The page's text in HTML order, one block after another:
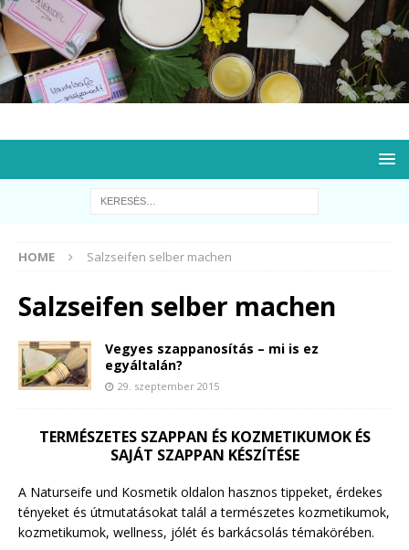
HOME Salzseifen selber machen
Salzseifen selber machen
Vegyes szappanosítás – mi is ez
egyáltalán?
29. szeptember 2015
TERMÉSZETES SZAPPAN ÉS KOZMETIKUMOK ÉS
SAJÁT SZAPPAN KÉSZÍTÉSE
A Naturseife und Kosmetik oldalon hasznos tippeket, érdekes
tényeket és útmutatásokat talál a természetes kozmetikumok,
kozmetikumok, wellness, jólét és barkácsolás témakörében.